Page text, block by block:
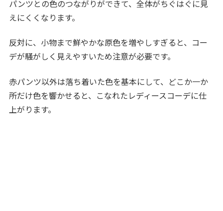
パンツとの色のつながりができて、全体がちぐはぐに見
えにくくなります。
反対に、小物まで鮮やかな原色を増やしすぎると、コー
デが騒がしく見えやすいため注意が必要です。
赤パンツ以外は落ち着いた色を基本にして、どこか一か
所だけ色を響かせると、こなれたレディースコーデに仕
上がります。